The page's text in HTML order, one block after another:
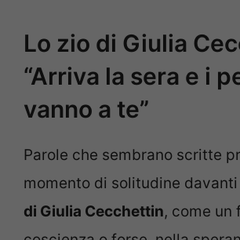
Lo zio di Giulia
“Arriva la sera e i
vanno a te”
Parole che sembrano scritte
momento di solitudine davanti
di Giulia Cecchettin, come un